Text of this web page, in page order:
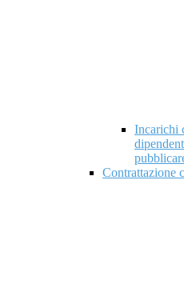
Incarichi
Contrattazione